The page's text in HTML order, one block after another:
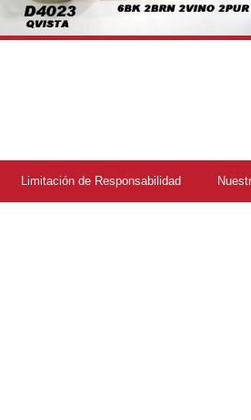
Limitación de Responsabilidad